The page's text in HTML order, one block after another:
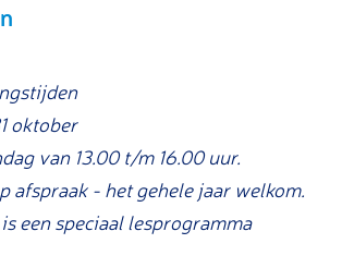
oktober
van 13.00 t/m 16.00 uur.
afspraak - het gehele jaar welkom.
een speciaal lesprogramma